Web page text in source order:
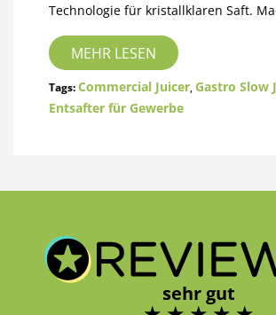
Technologie für kristallklaren Saft.
MEHR LESEN
Tags:Commercial Juicer,Gastro Slow
Entsafter für Gewerbe
sehr gut